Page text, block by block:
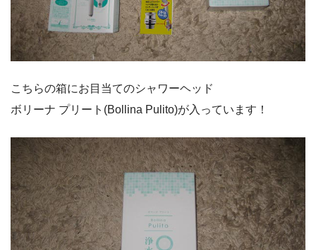
こちらの箱にお目当てのシャワーヘッド
ボリーナ プリート(Bollina Pulito)が入っています！